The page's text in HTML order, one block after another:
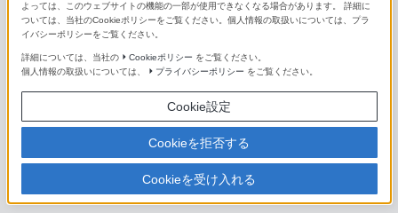
コンバーターレンズ（Eマウント用）
SEL14TC
SEL057FEC
SEL075UWC
VCL-ECF2
よっては、このウェブサイトの機能の一部が使用できなくなる場合があります。 詳細に
ついては、当社のCookieポリシーをご覧ください。個人情報の取扱いについては、プラ
イバシーポリシーをご覧ください。
詳細については、当社の Cookieポリシー をご覧ください。
個人情報の取扱いについては、
プライバシーポリシー をご覧ください。
Cookie設定
Cookieを拒否する
Cookieを受け入れる